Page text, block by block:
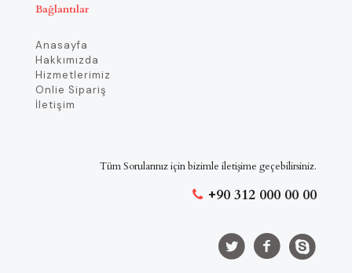
Bağlantılar
Anasayfa
Hakkımızda
Hizmetlerimiz
Onlie Sipariş
İletişim
Tüm Sorularınız için bizimle iletişime geçebilirsiniz.
+90 312 000 00 00